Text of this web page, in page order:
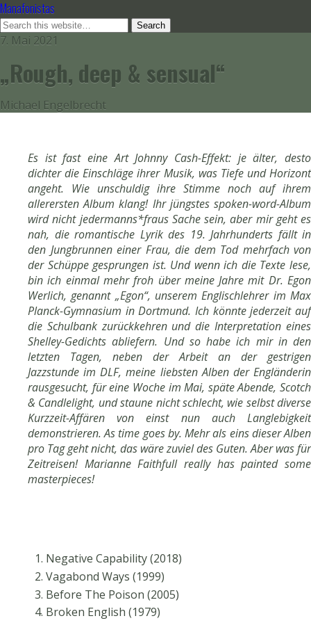
Manafonistas
7. Mai 2021
„Rough, deep & sensual“
Michael Engelbrecht
Es ist fast eine Art Johnny Cash-Effekt: je älter, desto
dichter die Einschläge ihrer Musik, was Tiefe und Horizont
angeht. Wie unschuldig ihre Stimme noch auf ihrem
allerersten Album klang! Ihr jüngstes spoken-word-Album
wird nicht jedermanns*fraus Sache sein, aber mir geht es
nah, die romantische Lyrik des 19. Jahrhunderts fällt in
den Jungbrunnen einer Frau, die dem Tod mehrfach von
der Schüppe gesprungen ist. Und wenn ich die Texte lese,
bin ich einmal mehr froh über meine Jahre mit Dr. Egon
Werlich, genannt „Egon“, unserem Englischlehrer im Max
Planck-Gymnasium in Dortmund. Ich könnte jederzeit auf
die Schulbank zurückkehren und die Interpretation eines
Shelley-Gedichts abliefern. Und so habe ich mir in den
letzten Tagen, neben der Arbeit an der gestrigen
Jazzstunde im DLF, meine liebsten Alben der Engländerin
rausgesucht, für eine Woche im Mai, späte Abende, Scotch
& Candlelight, und staune nicht schlecht, wie selbst diverse
Kurzzeit-Affären von einst nun auch Langlebigkeit
demonstrieren. As time goes by. Mehr als eins dieser Alben
pro Tag geht nicht, das wäre zuviel des Guten. Aber was für
Zeitreisen! Marianne Faithfull really has painted some
masterpieces!
Negative Capability (2018)
Vagabond Ways (1999)
Before The Poison (2005)
Broken English (1979)